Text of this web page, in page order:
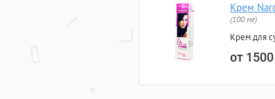
Крем
(100 мг)
Крем для
от